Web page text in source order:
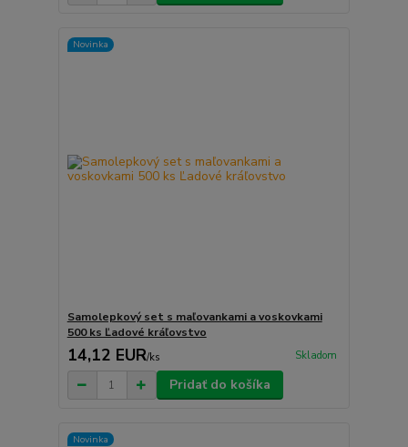
Novinka
Samolepkový set s maľovankami a voskovkami
500 ks Ľadové kráľovstvo
14,12 EUR/ks Skladom
Pridať do košíka
Novinka